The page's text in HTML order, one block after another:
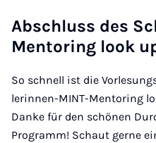
Ab­schluss des
Ment­or­ing look
So schnell ist die
le­rin­nen-MINT-Men­to­ring
Danke für den schönen
Programm! Schaut gerne